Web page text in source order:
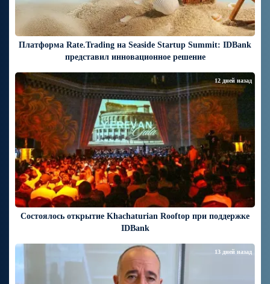
Платформа Rate.Trading на Seaside Startup Summit: IDBank
представил инновационное решение
Состоялось открытие Khachaturian Rooftop при поддержке
IDBank
12 дней назад
13 дней назад